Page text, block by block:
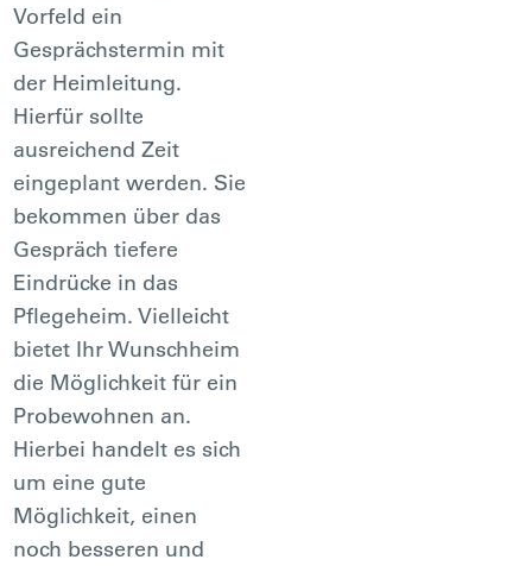
Vorfeld ein
Gesprächstermin mit
der Heimleitung.
Hierfür sollte
ausreichend Zeit
eingeplant werden. Sie
bekommen über das
Gespräch tiefere
Eindrücke in das
Pflegeheim. Vielleicht
bietet Ihr Wunschheim
die Möglichkeit für ein
Probewohnen an.
Hierbei handelt es sich
um eine gute
Möglichkeit, einen
noch besseren und